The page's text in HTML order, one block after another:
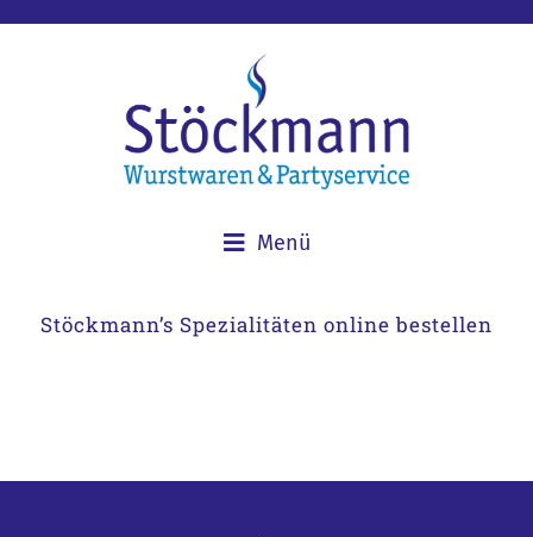
Menü
Stöckmann’s Spezialitäten online bestellen